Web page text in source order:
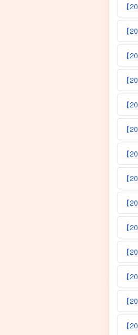
【
【
【
【
【
【
【
【
【
【
【
【
【
【